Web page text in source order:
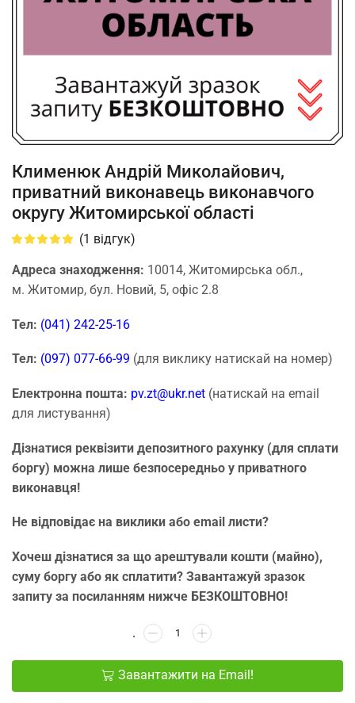
Клименюк Андрій Миколайович,
приватний виконавець виконавчого
округу Житомирської області
(1 відгук)
Адреса знаходження: 10014, Житомирська обл.,
м. Житомир, бул. Новий, 5, офіс 2.8
Тел: (041) 242-25-16
Тел: (097) 077-66-99 (для виклику натискай на номер)
Електронна пошта: pv.zt@ukr.net (натискай на email
для листування)
Дізнатися реквізити депозитного рахунку (для сплати
боргу) можна лише безпосередньо у приватного
виконавця!
Не відповідає на виклики або email листи?
Хочеш дізнатися за що арештували кошти (майно),
суму боргу або як сплатити? Завантажуй зразок
запиту за посиланням нижче БЕЗКОШТОВНО!
Завантажити на Email!